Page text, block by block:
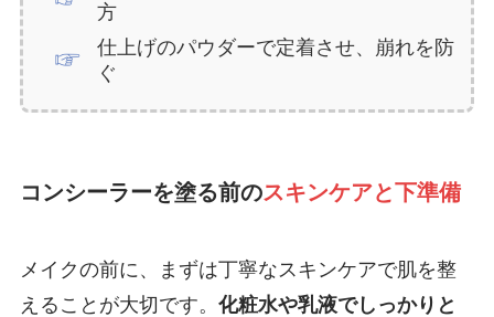
方
仕上げのパウダーで定着させ、崩れを防
ぐ
コンシーラーを塗る前のスキンケアと下準備
メイクの前に、まずは丁寧なスキンケアで肌を整
えることが大切です。 化粧水や乳液でしっかりと